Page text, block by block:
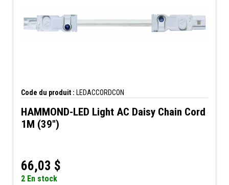
Code du produit : LEDACCORDCON
HAMMOND-LED Light AC Daisy Chain Cord
1M (39")
66,03 $
2 En stock